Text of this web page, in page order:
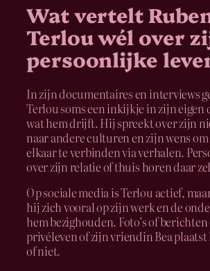
Wat vertelt
Terlou wél over
persoonlijke
In zijn documentaires en interviews
Terlou soms een inkijkje in zijn eigen
wat hem drijft. Hij spreekt over zijn
naar andere culturen en zijn wens
elkaar te verbinden via verhalen.
over zijn relatie of thuis horen daar
Op sociale media is Terlou actief,
hij zich vooral op zijn werk en de
hem bezighouden. Foto’s of
privéleven of zijn vriendin Bea plaatst
of niet.